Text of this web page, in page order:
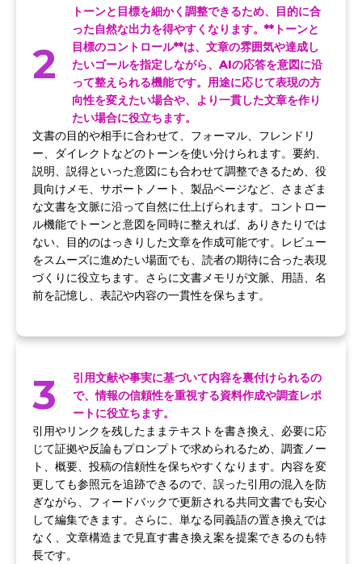
2
トーンと目標を細かく調整できるため、目的に合
った自然な出力を得やすくなります。**トーンと
目標のコントロール**は、文章の雰囲気や達成し
たいゴールを指定しながら、AIの応答を意図に沿
って整えられる機能です。用途に応じて表現の方
向性を変えたい場合や、より一貫した文章を作り
たい場合に役立ちます。
文書の目的や相手に合わせて、フォーマル、フレンドリ
ー、ダイレクトなどのトーンを使い分けられます。要約、
説明、説得といった意図にも合わせて調整できるため、役
員向けメモ、サポートノート、製品ページなど、さまざま
な文書を文脈に沿って自然に仕上げられます。コントロー
ル機能でトーンと意図を同時に整えれば、ありきたりでは
ない、目的のはっきりした文章を作成可能です。レビュー
をスムーズに進めたい場面でも、読者の期待に合った表現
づくりに役立ちます。さらに文書メモリが文脈、用語、名
前を記憶し、表記や内容の一貫性を保ちます。
3
引用文献や事実に基づいて内容を裏付けられるの
で、情報の信頼性を重視する資料作成や調査レポ
ートに役立ちます。
引用やリンクを残したままテキストを書き換え、必要に応
じて証拠や反論もプロンプトで求められるため、調査ノー
ト、概要、投稿の信頼性を保ちやすくなります。内容を変
更しても参照元を追跡できるので、誤った引用の混入を防
ぎながら、フィードバックで更新される共同文書でも安心
して編集できます。さらに、単なる同義語の置き換えでは
なく、文章構造まで見直す書き換え案を提案できるのも特
長です。